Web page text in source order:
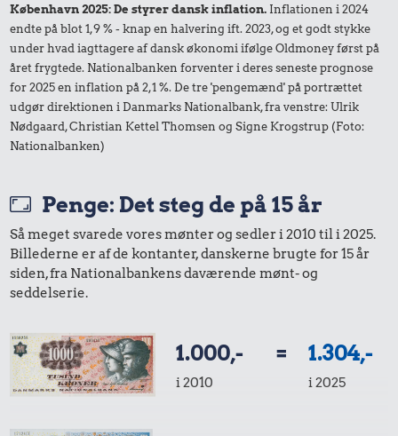
København 2025: De styrer dansk inflation. Inflationen i 2024
endte på blot 1,9 % - knap en halvering ift. 2023, og et godt stykke
under hvad iagttagere af dansk økonomi ifølge Oldmoney først på
året frygtede. Nationalbanken forventer i deres seneste prognose
for 2025 en inflation på 2,1 %. De tre 'pengemænd' på portrættet
udgør direktionen i Danmarks Nationalbank, fra venstre: Ulrik
Nødgaard, Christian Kettel Thomsen og Signe Krogstrup (Foto:
Nationalbanken)
Penge: Det steg de på 15 år
Så meget svarede vores mønter og sedler i 2010 til i 2025.
Billederne er af de kontanter, danskerne brugte for 15 år
siden, fra Nationalbankens daværende mønt- og
seddelserie.
1.000,-
i 2010
= 1.304,-
i 2025